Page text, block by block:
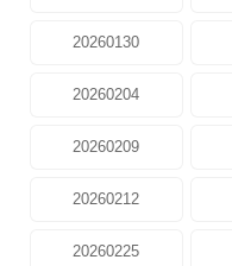
20260130
20260204
20260209
20260212
20260225